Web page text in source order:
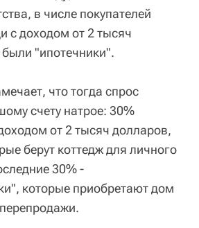
в числе покупателей
с доходом от 2 тысяч
"ипотечники".
что тогда спрос
счету натрое: 30%
от 2 тысяч долларов,
берут коттедж для личного
30% -
которые приобретают дом